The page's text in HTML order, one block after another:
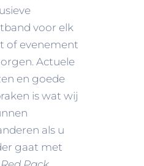
voor elk
of evenement
Actuele
en goede
is wat wij
als u
gaat met